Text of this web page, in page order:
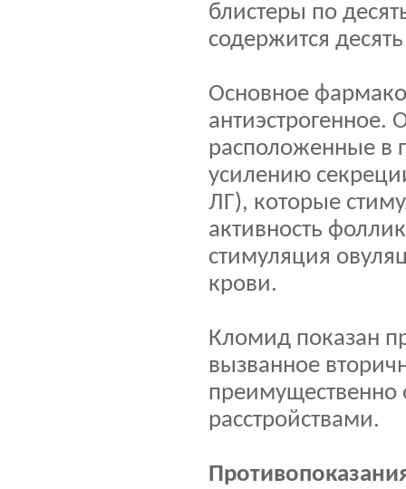
блистеры по
содержится
Основное
антиэстрогенное.
расположенные в
усилению
ЛГ), которые
активность
стимуляция
крови.
Кломид показан
вызванное
преимущественно
расстройствами.